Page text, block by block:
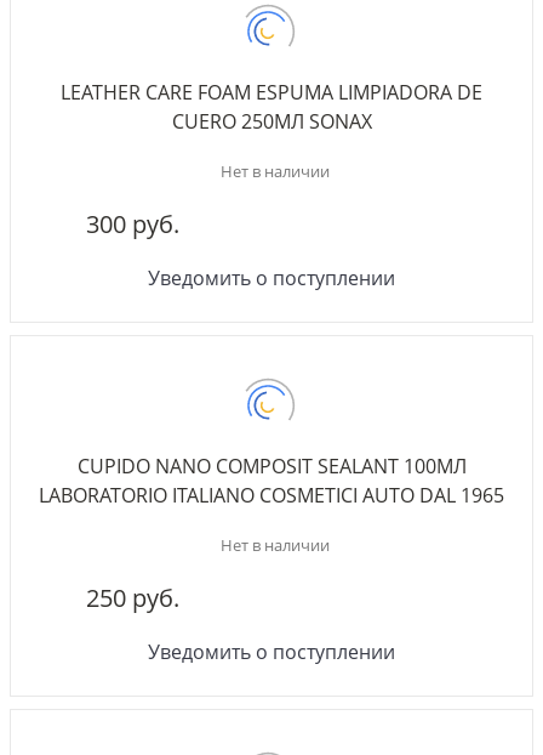
LEATHER CARE FOAM ESPUMA LIMPIADORA DE
CUERO 250МЛ SONAX
Нет в наличии
300 руб.
Уведомить о поступлении
CUPIDO NANO COMPOSIT SEALANT 100МЛ
LABORATORIO ITALIANO COSMETICI AUTO DAL 1965
Нет в наличии
250 руб.
Уведомить о поступлении